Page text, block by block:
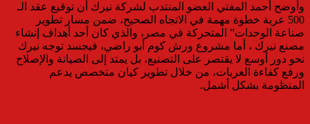
وأوضح أحمد المفتي العضو المنتدب لشركة نيرك أن توقيع عقد الـ
500 عربة خطوة مهمة في الاتجاه الصحيح، ضمن مسار تطوير
صناعة الوحدات” المتحركة في مصر، والذي كان أحد أهداف إنشاء
مصنع نيرك ، أما مشروع ورش كوم أبو راضي، فيجسد توجه نيرك
نحو دور أوسع لا يقتصر على التصنيع، بل يمتد إلى الصيانة والإصلاح
ورفع كفاءة العربات، من خلال تطوير كيان متخصص يدعم
المنظومة بشكل أشمل.